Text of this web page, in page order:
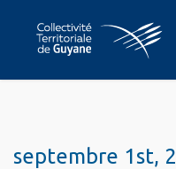
septembre 1st,